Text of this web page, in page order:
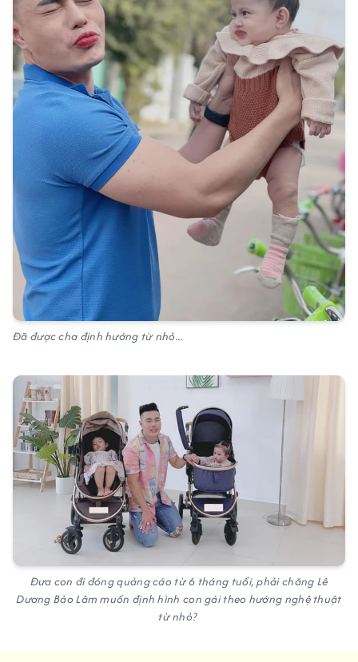
Đã được cha định hướng từ nhỏ...
Đưa con đi đóng quảng cáo từ 6 tháng tuổi, phải chăng Lê
Dương Bảo Lâm muốn định hình con gái theo hướng nghệ thuật
từ nhỏ?